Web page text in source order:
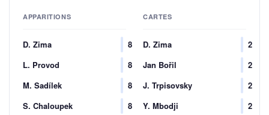
APPARITIONS
D. Zima
8
L. Provod
8
M. Sadílek
8
S. Chaloupek
8
CARTES
D. Zima
2
Jan Bořil
2
J. Trpisovsky
2
Y. Mbodji
2